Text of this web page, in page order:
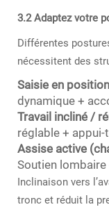
3.2 Adaptez votre
Différentes
nécessitent des
Saisie en
dynamique +
Travail incliné /
réglable +
Assise active
Soutien
Inclinaison vers
tronc et réduit la